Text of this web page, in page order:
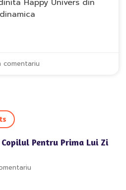
Happy Univers din
comentariu
Pentru Prima Lui Zi